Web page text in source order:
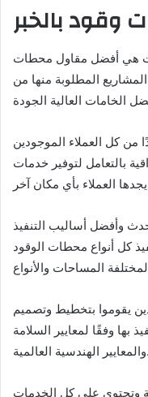
بالخبر
هي أفضل مقاول محطات
المطلوبة منها من
كل العملاء الموجودين
بالتعامل لتوفير خدمات
وأفضل أساليب التنفيذ
كل أنواع محطات الوقود
يقوموا بتخطيط وتصميم
بها وفقًا لمعايير السلامة
والمعايير الهندسية العالمية.
وتحتوي على كل الخدمات